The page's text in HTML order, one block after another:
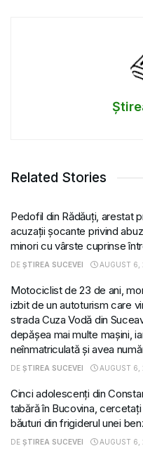
Related Stories
Pedofil din Rădăuți, arestat
acuzații șocante privind
minori cu vârste cuprinse
DE ȘTIREA SUCEVEI AUGUST 6,
Motociclist de 23 de ani,
izbit de un autoturism care
strada Cuza Vodă din
depășea mai multe mașini,
neînmatriculată și avea
DE ȘTIREA SUCEVEI AUGUST 6,
Cinci adolescenți din
tabără în Bucovina,
băuturi din frigiderul unei
DE ȘTIREA SUCEVEI AUGUST 6,